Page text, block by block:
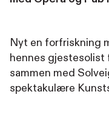
Nyt en forfriskning
hennes
sammen med
spektakulære